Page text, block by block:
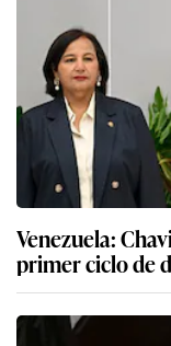
Venezuela:
primer ciclo de